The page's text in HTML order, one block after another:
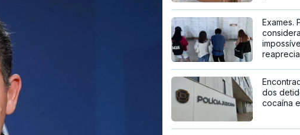
Exames.
dos
cocaína